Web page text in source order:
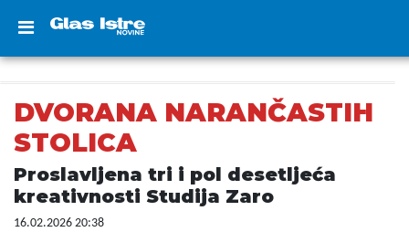
DVORANA NARANČASTIH
STOLICA
Proslavljena tri i pol desetljeća
kreativnosti Studija Zaro
16.02.2026 20:38